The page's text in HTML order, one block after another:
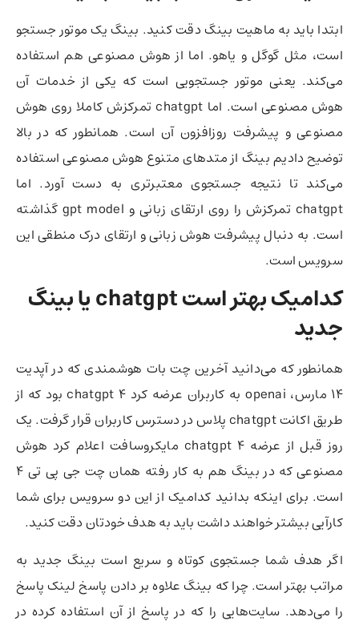
ابتدا باید به ماهیت بینگ دقت کنید. بینگ یک موتور جستجو
است، مثل گوگل و یاهو. اما از هوش مصنوعی هم استفاده
می‌کند. یعنی موتور جستجویی است که یکی از خدمات آن
هوش مصنوعی است. اما chatgpt تمرکزش کاملا روی هوش
مصنوعی و پیشرفت روزافزون آن است. همانطور که در بالا
توضیح دادیم بینگ از متدهای متنوع هوش مصنوعی استفاده
می‌کند تا نتیجه جستجوی معتبرتری به دست آورد. اما
chatgpt تمرکزش را روی ارتقای زبانی و gpt model گذاشته
است. به دنبال پیشرفت هوش زبانی و ارتقای درک منطقی این
سرویس است.
کدامیک بهتر است chatgpt یا بینگ
جدید
همانطور که می‌دانید آخرین چت بات هوشمندی که در آپدیت
14 مارس، openai به کاربران عرضه کرد chatgpt 4 بود که از
طریق اکانت chatgpt پلاس در دسترس کاربران قرار گرفت. یک
روز قبل از عرضه chatgpt 4 مایکروسافت اعلام کرد هوش
مصنوعی که در بینگ هم به کار رفته همان چت جی پی تی 4
است. برای اینکه بدانید کدامیک از این دو سرویس برای شما
کارآیی بیشتر خواهند داشت باید به هدف خودتان دقت کنید.
اگر هدف شما جستجوی کوتاه و سریع است بینگ جدید به
مراتب بهتر است. چرا که بینگ علاوه بر دادن پاسخ لینک پاسخ
را می‌دهد. سایت‌هایی را که در پاسخ از آن استفاده کرده در